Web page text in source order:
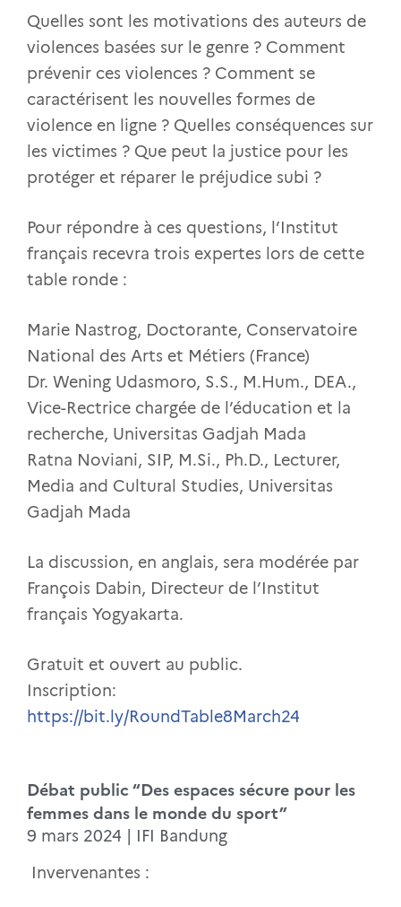
Quelles sont les motivations des auteurs de
violences basées sur le genre ? Comment
prévenir ces violences ? Comment se
caractérisent les nouvelles formes de
violence en ligne ? Quelles conséquences sur
les victimes ? Que peut la justice pour les
protéger et réparer le préjudice subi ?
Pour répondre à ces questions, l’Institut
français recevra trois expertes lors de cette
table ronde :
Marie Nastrog, Doctorante, Conservatoire
National des Arts et Métiers (France)
Dr. Wening Udasmoro, S.S., M.Hum., DEA.,
Vice-Rectrice chargée de l’éducation et la
recherche, Universitas Gadjah Mada
Ratna Noviani, SIP, M.Si., Ph.D., Lecturer,
Media and Cultural Studies, Universitas
Gadjah Mada
La discussion, en anglais, sera modérée par
François Dabin, Directeur de l’Institut
français Yogyakarta.
Gratuit et ouvert au public.
Inscription:
https://bit.ly/RoundTable8March24
Débat public “Des espaces sécure pour les
femmes dans le monde du sport”
9 mars 2024 | IFI Bandung
Invervenantes :